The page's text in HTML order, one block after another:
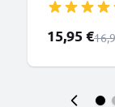
appareil
Noir
Prix spécial
15,95 €Prix